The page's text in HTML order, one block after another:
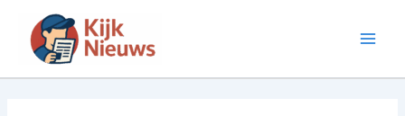
inhoud